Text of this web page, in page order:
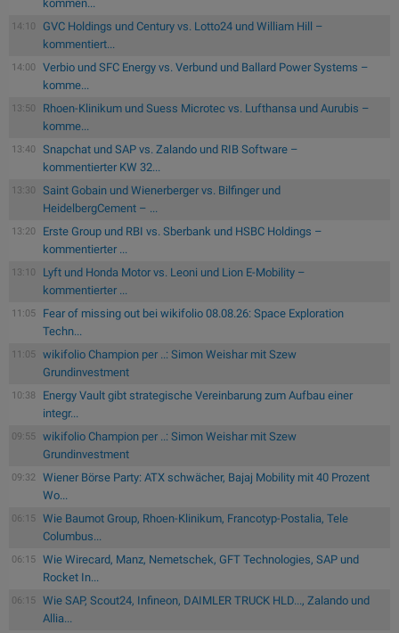
kommen...
14:10
GVC Holdings und Century vs. Lotto24 und William Hill –
kommentiert...
14:00
Verbio und SFC Energy vs. Verbund und Ballard Power Systems –
komme...
13:50
Rhoen-Klinikum und Suess Microtec vs. Lufthansa und Aurubis –
komme...
13:40
Snapchat und SAP vs. Zalando und RIB Software –
kommentierter KW 32...
13:30
Saint Gobain und Wienerberger vs. Bilfinger und
HeidelbergCement – ...
13:20
Erste Group und RBI vs. Sberbank und HSBC Holdings –
kommentierter ...
13:10
Lyft und Honda Motor vs. Leoni und Lion E-Mobility –
kommentierter ...
11:05
Fear of missing out bei wikifolio 08.08.26: Space Exploration
Techn...
11:05
wikifolio Champion per ..: Simon Weishar mit Szew
Grundinvestment
10:38
Energy Vault gibt strategische Vereinbarung zum Aufbau einer
integr...
09:55
wikifolio Champion per ..: Simon Weishar mit Szew
Grundinvestment
09:32
Wiener Börse Party: ATX schwächer, Bajaj Mobility mit 40 Prozent
Wo...
06:15
Wie Baumot Group, Rhoen-Klinikum, Francotyp-Postalia, Tele
Columbus...
06:15
Wie Wirecard, Manz, Nemetschek, GFT Technologies, SAP und
Rocket In...
06:15
Wie SAP, Scout24, Infineon, DAIMLER TRUCK HLD..., Zalando und
Allia...